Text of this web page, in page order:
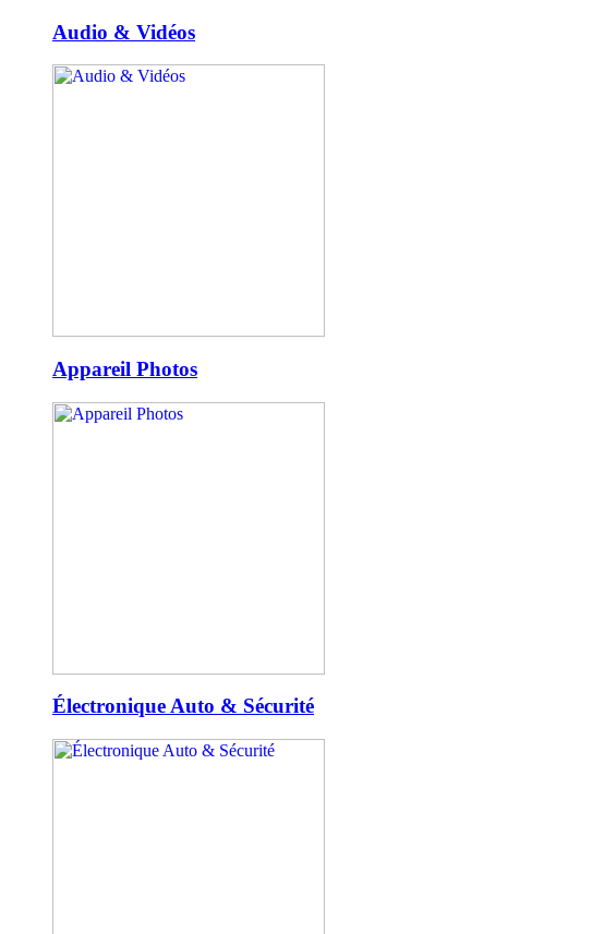
Audio & Vidéos
Appareil Photos
Électronique Auto & Sécurité